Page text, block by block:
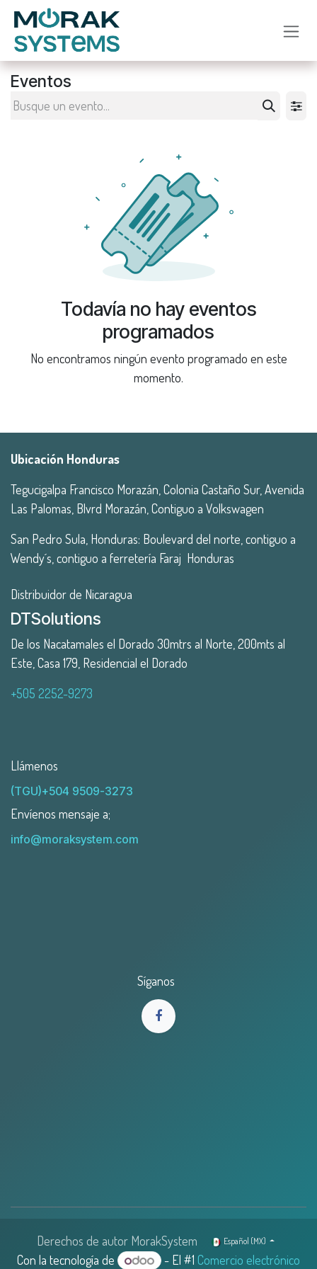
Ir al contenido
Eventos
Todavía no hay eventos
programados
No encontramos ningún evento programado en este
momento.
Ubicación Honduras
Tegucigalpa Francisco Morazán, Colonia Castaño Sur, Avenida
Las Palomas, Blvrd Morazán, Contiguo a Volkswagen
San Pedro Sula, Honduras: Boulevard del norte, contiguo a
Wendy´s, contiguo a ferretería Faraj Honduras
Distribuidor de Nicaragua
DTSolutions
De los Nacatamales el Dorado 30mtrs al Norte, 200mts al
Este, Casa 179, Residencial el Dorado
+505 2252-9273
Llámenos
(TGU)+504 9509-3273
Envíenos mensaje a;
info@moraksystem.com
Síganos
Derechos de autor MorakSystem Español (MX)
Con la tecnología de - El #1 Comercio electrónico